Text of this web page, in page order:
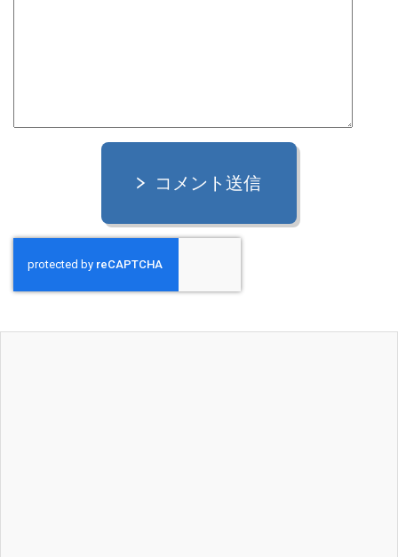
コメント送信